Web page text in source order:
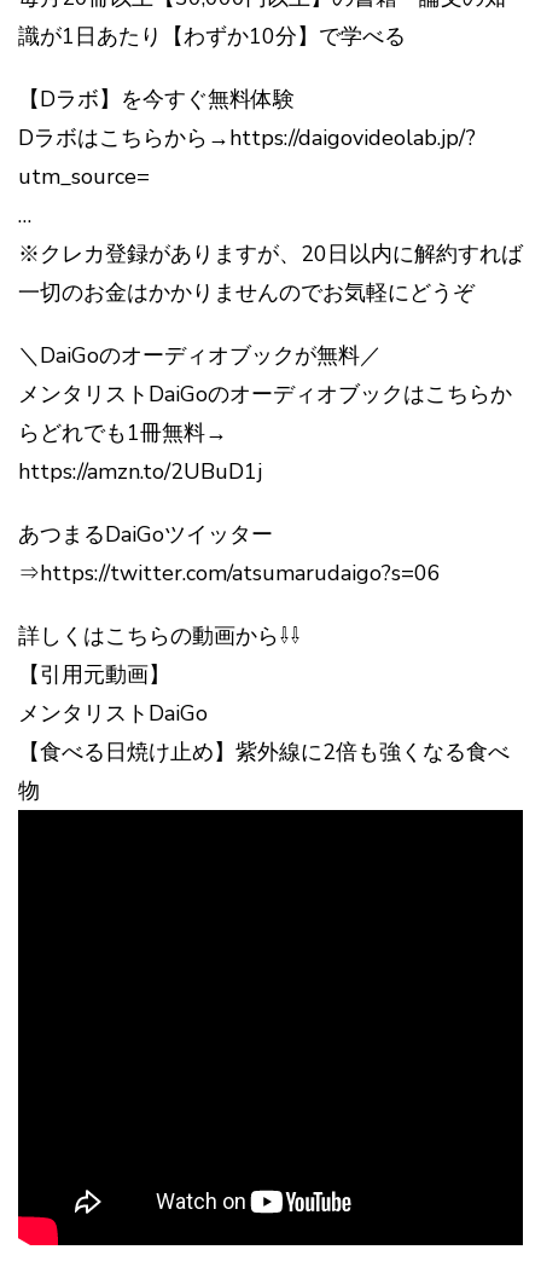
識が1日あたり【わずか10分】で学べる
【Dラボ】を今すぐ無料体験
Dラボはこちらから→https://daigovideolab.jp/?
utm_source=
…
※クレカ登録がありますが、20日以内に解約すれば
一切のお金はかかりませんのでお気軽にどうぞ
＼DaiGoのオーディオブックが無料／
メンタリストDaiGoのオーディオブックはこちらか
らどれでも1冊無料→
https://amzn.to/2UBuD1j
あつまるDaiGoツイッター
⇒https://twitter.com/atsumarudaigo?s=06
詳しくはこちらの動画から⇩⇩
【引用元動画】
メンタリストDaiGo
【食べる日焼け止め】紫外線に2倍も強くなる食べ
物